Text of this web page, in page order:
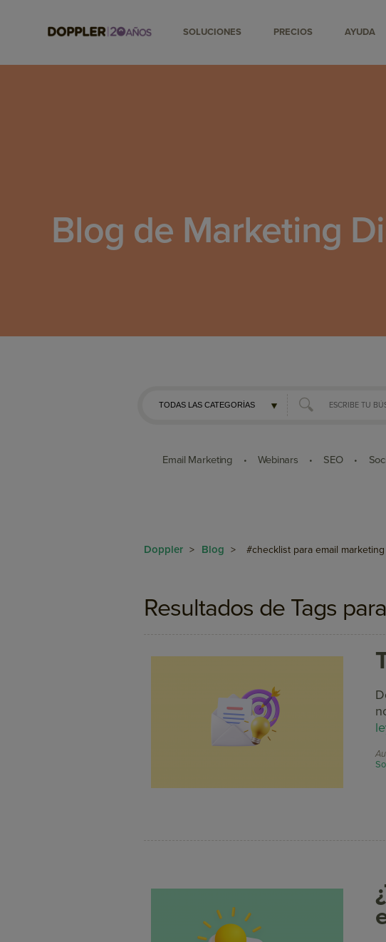
SOLUCIONES PRECIOS AYUDA
Blog de Marketing
Email Marketing • Webinars • SEO •
Doppler > Blog > #checklist para email marketing
Resultados de Tags